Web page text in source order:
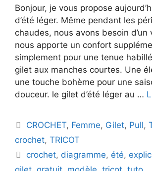
Bonjour, je vous propose
d’été léger. Même pendant les
chaudes, nous avons besoin d’un
nous apporte un confort
simplement pour une tenue
gilet aux manches courtes. Une
une touche bohème pour une
douceur. le gilet d’été léger au …
Catégories
CROCHET, Femme, Gilet, Pull,
crochet, TRICOT
Étiquettes
crochet, diagramme, été,